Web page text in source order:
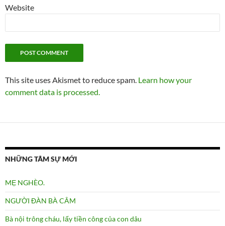
Website
This site uses Akismet to reduce spam. Learn how your
comment data is processed.
NHỮNG TÂM SỰ MỚI
MẸ NGHÈO.
NGƯỜI ĐÀN BÀ CÂM
Bà nội trông cháu, lấy tiền công của con dâu